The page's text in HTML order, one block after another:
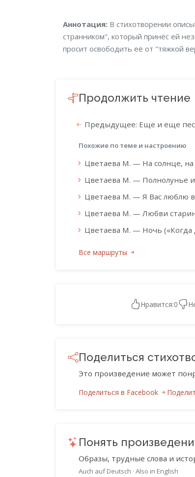
Аннотация
Аннотация: В стихотворении
странником", который принёс ей
просит освободить её от "тяжкой
Продолжить чтение
Предыдущее: Еще и еще
Похожие по теме и настроению
Цветаева М. — На солнце,
Цветаева М. — Полнолунье
Цветаева М. — Я Вас люблю
Цветаева М. — Любви
Цветаева М. — Ночь («Когда
Все маршруты
Нравится:0
Поделиться
Это произведение может
Поделиться в Facebook
Понять
Образы, трудные слова и
Auch auf Deutsch · Also in English